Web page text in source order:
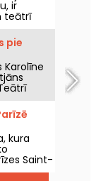
ir
teātrī
pie
Karolīne
Mūsu
kura
Saint-